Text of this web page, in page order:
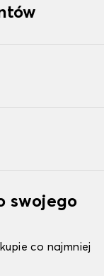
swojego
co najmniej